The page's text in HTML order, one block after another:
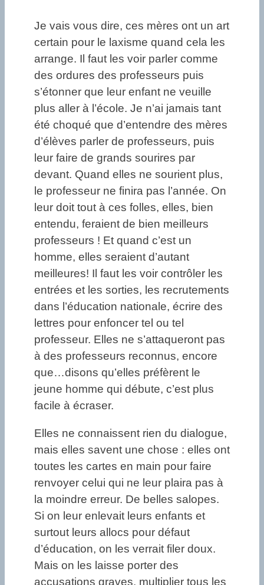
Je vais vous dire, ces mères ont un art
certain pour le laxisme quand cela les
arrange. Il faut les voir parler comme
des ordures des professeurs puis
s’étonner que leur enfant ne veuille
plus aller à l’école. Je n’ai jamais tant
été choqué que d’entendre des mères
d’élèves parler de professeurs, puis
leur faire de grands sourires par
devant. Quand elles ne sourient plus,
le professeur ne finira pas l’année. On
leur doit tout à ces folles, elles, bien
entendu, feraient de bien meilleurs
professeurs ! Et quand c’est un
homme, elles seraient d’autant
meilleures! Il faut les voir contrôler les
entrées et les sorties, les recrutements
dans l’éducation nationale, écrire des
lettres pour enfoncer tel ou tel
professeur. Elles ne s’attaqueront pas
à des professeurs reconnus, encore
que…disons qu’elles préfèrent le
jeune homme qui débute, c’est plus
facile à écraser.
Elles ne connaissent rien du dialogue,
mais elles savent une chose : elles ont
toutes les cartes en main pour faire
renvoyer celui qui ne leur plaira pas à
la moindre erreur. De belles salopes.
Si on leur enlevait leurs enfants et
surtout leurs allocs pour défaut
d’éducation, on les verrait filer doux.
Mais on les laisse porter des
accusations graves, multiplier tous les